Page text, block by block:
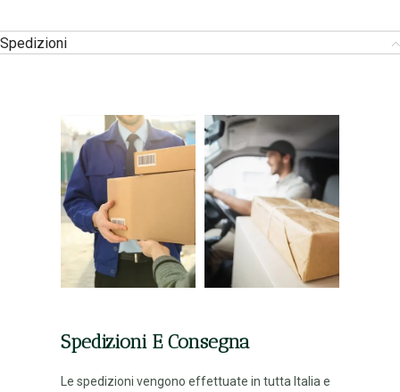
Spedizioni
Spedizioni E Consegna
Le spedizioni vengono effettuate in tutta Italia e